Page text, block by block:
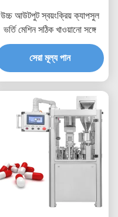
উচ্চ আউটপুট স্বয়ংক্রিয় ক্যাপসুল
ভর্তি মেশিন সঠিক খাওয়ানো সঙ্গে
সেরা মূল্য পান